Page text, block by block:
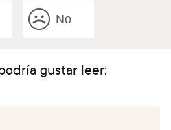
Janssen OE, Dietz T, Kimmig R,
of infertility in women
S, Zoungas S, Teede HJ.
outcome in women
data from the
on Women’s Health. Hum
No
gustar leer: